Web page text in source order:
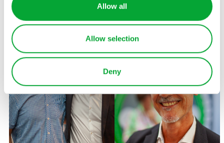
Allow all
Allow selection
Deny